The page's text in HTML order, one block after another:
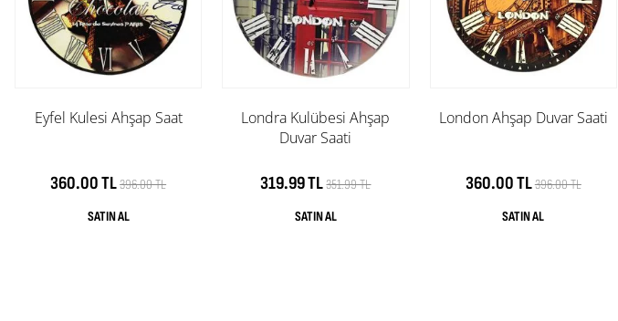
Eyfel Kulesi Ahşap Saat
360.00 TL396.00 TL
Londra Kulübesi Ahşap
Duvar Saati
319.99 TL351.99 TL
London Ahşap Duvar Saati
360.00 TL396.00 TL